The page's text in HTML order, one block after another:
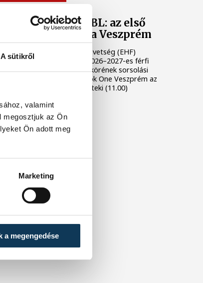
A sütikről
valamint
megosztjuk az Ön
Ön adott meg
Marketing
a megengedése
Férfi kézilabda BL: az első
kalapba került a Veszprém
Az Európai Kézilabda-szövetség (EHF)
nyilvánosságra hozta a 2026–2027-es férfi
Bajnokok Ligája csoportkörének sorsolási
kalapjait. A magyar bajnok One Veszprém az
első kalapból várja a pénteki (11.00)